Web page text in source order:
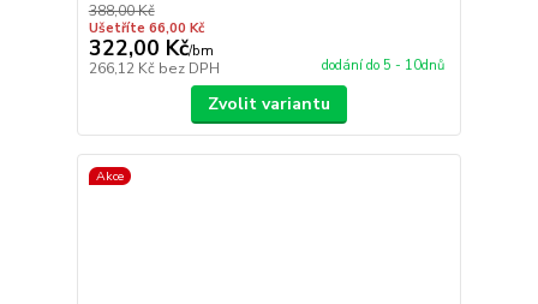
388,00 Kč
Ušetříte 66,00 Kč
322,00 Kč/bm
266,12 Kč bez DPH dodání do 5 - 10dnů
Zvolit variantu
Akce